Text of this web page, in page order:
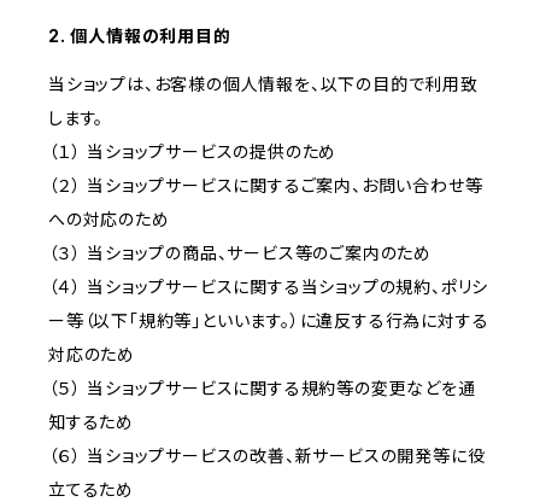
2. 個人情報の利用目的
当ショップは、お客様の個人情報を、以下の目的で利用致
します。
（１） 当ショップサービスの提供のため
（２） 当ショップサービスに関するご案内、お問い合わせ等
への対応のため
（３） 当ショップの商品、サービス等のご案内のため
（４） 当ショップサービスに関する当ショップの規約、ポリシ
ー等（以下「規約等」といいます。）に違反する行為に対する
対応のため
（５） 当ショップサービスに関する規約等の変更などを通
知するため
（６） 当ショップサービスの改善、新サービスの開発等に役
立てるため